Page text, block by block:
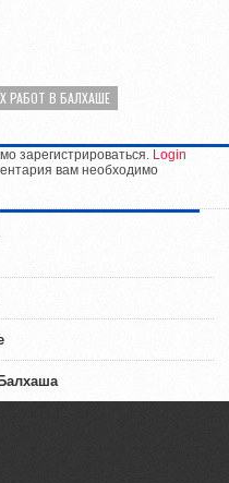
РАБОТ В БАЛХАШЕ
зарегистрироваться. Login
вам необходимо